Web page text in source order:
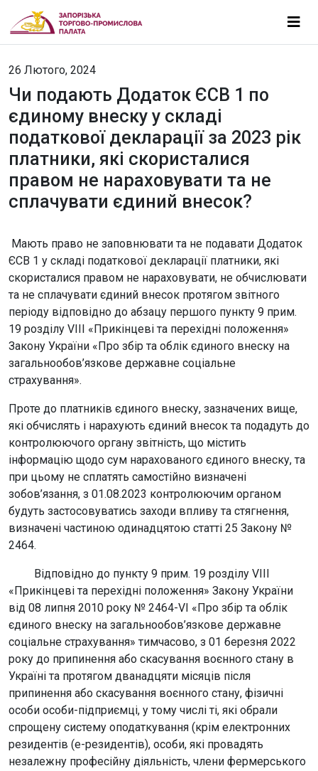
26 Лютого, 2024
Чи подають Додаток ЄСВ 1 по
єдиному внеску у складі
податкової декларації за 2023 рік
платники, які скористалися
правом не нараховувати та не
сплачувати єдиний внесок?
Мають право не заповнювати та не подавати Додаток
ЄСВ 1 у складі податкової декларації платники, які
скористалися правом не нараховувати, не обчислювати
та не сплачувати єдиний внесок протягом звітного
періоду відповідно до абзацу першого пункту 9 прим.
19 розділу VIII «Прикінцеві та перехідні положення»
Закону України «Про збір та облік єдиного внеску на
загальнообов’язкове державне соціальне
страхування».
Проте до платників єдиного внеску, зазначених вище,
які обчислять і нарахують єдиний внесок та подадуть до
контролюючого органу звітність, що містить
інформацію щодо сум нарахованого єдиного внеску, та
при цьому не сплатять самостійно визначені
зобов’язання, з 01.08.2023 контролюючим органом
будуть застосовуватись заходи впливу та стягнення,
визначені частиною одинадцятою статті 25 Закону №
2464.
Відповідно до пункту 9 прим. 19 розділу VIII
«Прикінцеві та перехідні положення» Закону України
від 08 липня 2010 року № 2464-VІ «Про збір та облік
єдиного внеску на загальнообов’язкове державне
соціальне страхування» тимчасово, з 01 березня 2022
року до припинення або скасування воєнного стану в
Україні та протягом дванадцяти місяців після
припинення або скасування воєнного стану, фізичні
особи особи-підприємці, у тому числі ті, які обрали
спрощену систему оподаткування (крім електронних
резидентів (e-резидентів), особи, які провадять
незалежну професійну діяльність, члени фермерського